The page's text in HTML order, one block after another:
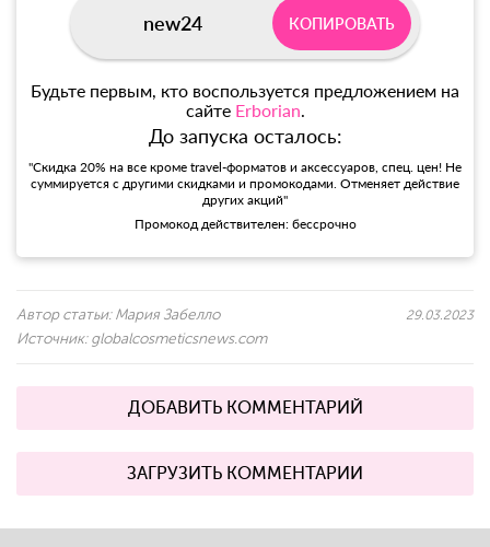
new24 КОПИРОВАТЬ
Будьте первым, кто воспользуется предложением на
сайте Erborian.
До запуска осталось:
"Скидка 20% на все кроме travel-форматов и аксессуаров, спец. цен! Не
суммируется с другими скидками и промокодами. Отменяет действие
других акций"
Промокод действителен: бессрочно
Автор статьи: Мария Забелло
Источник: globalcosmeticsnews.com
29.03.2023
ДОБАВИТЬ КОММЕНТАРИЙ
ЗАГРУЗИТЬ КОММЕНТАРИИ